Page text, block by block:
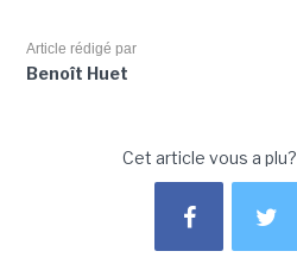
Article rédigé par
Benoît Huet
Cet article vous a plu?